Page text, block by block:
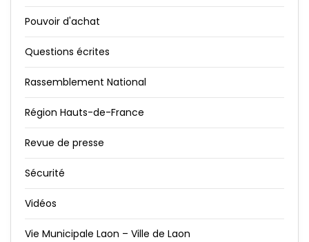
Pouvoir d'achat
Questions écrites
Rassemblement National
Région Hauts-de-France
Revue de presse
Sécurité
Vidéos
Vie Municipale Laon – Ville de Laon